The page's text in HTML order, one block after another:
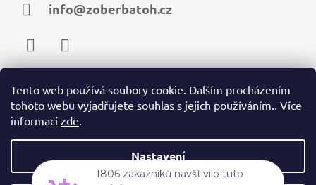
Tento web používá soubory cookie. Dalším procházením
tohoto webu vyjadřujete souhlas s jejich používáním.. Více
informací zde.
Nastavení
info@zoberbatoh.cz
FacebookInstagram
PŘIJÍMÁME ONLINE PLATBY